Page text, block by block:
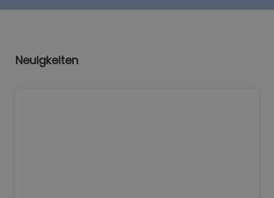
Neuigkeiten